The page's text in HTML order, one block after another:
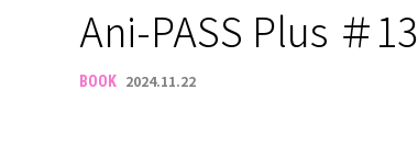
Ani-PASS Plus ＃13
BOOK 2024.11.22